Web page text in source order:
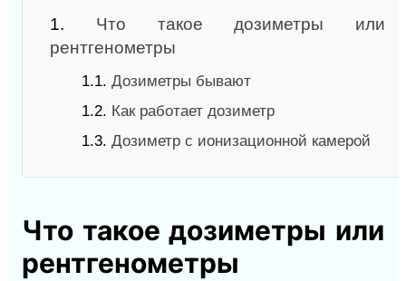
1. Что такое дозиметры или
рентгенометры
1.1. Дозиметры бывают
1.2. Как работает дозиметр
1.3. Дозиметр с ионизационной камерой
Что такое дозиметры или
рентгенометры